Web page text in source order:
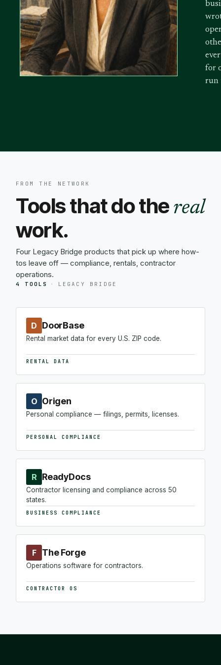
for
run
FROM THE NETWORK
Tools that do the real
work.
Four Legacy Bridge products that pick up where how-
tos leave off — compliance, rentals, contractor
operations.
4 TOOLS · LEGACY BRIDGE
D DoorBase
Rental market data for every U.S. ZIP code.
RENTAL DATA
O Origen
Personal compliance — filings, permits, licenses.
PERSONAL COMPLIANCE
R ReadyDocs
Contractor licensing and compliance across 50
states.
BUSINESS COMPLIANCE
F The Forge
Operations software for contractors.
CONTRACTOR OS